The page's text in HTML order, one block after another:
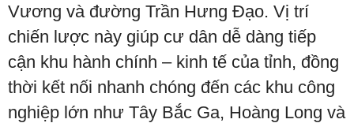
Vương và đường Trần Hưng Đạo. Vị trí
chiến lược này giúp cư dân dễ dàng tiếp
cận khu hành chính – kinh tế của tỉnh, đồng
thời kết nối nhanh chóng đến các khu công
nghiệp lớn như Tây Bắc Ga, Hoàng Long và